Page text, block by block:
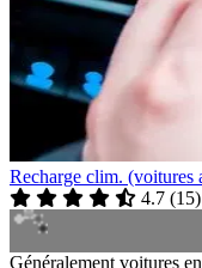
Recharge clim. (voitures
4.7 (15)
Généralement voitures